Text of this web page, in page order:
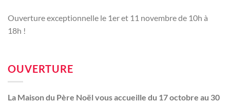
Ouverture exceptionnelle le 1er et 11 novembre de 10h à
18h !
OUVERTURE
La Maison du Père Noël vous accueille du 17 octobre au 30